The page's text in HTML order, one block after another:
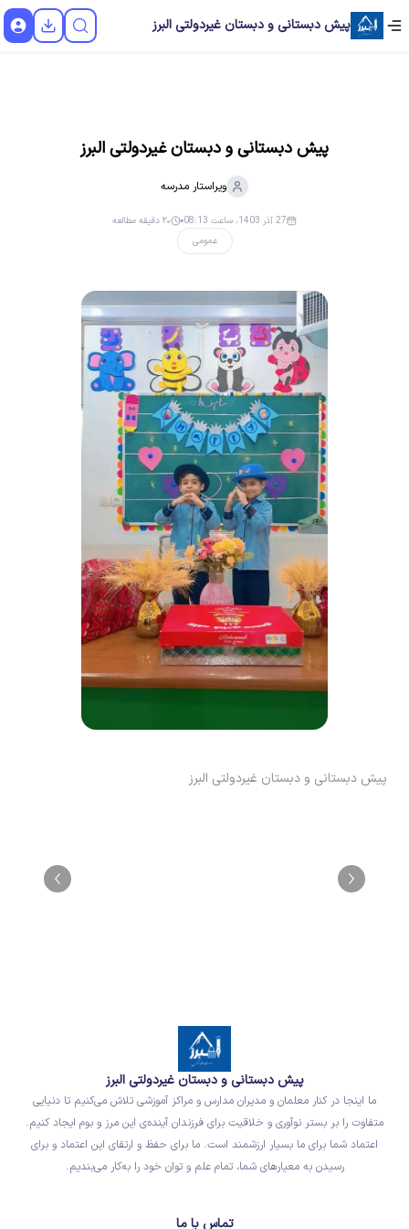
پیش دبستانی و دبستان غیردولتی البرز
پیش دبستانی و دبستان غیردولتی البرز
ویراستار مدرسه
عمومی
27 آذر 1403، ساعت 08:13 ۲۰ دقیقه مطالعه
پیش دبستانی و دبستان غیردولتی البرز
پیش دبستانی و دبستان غیردولتی البرز
ما اینجا در کنار معلمان و مدیران مدارس و مراکز آموزشی تلاش می‌کنیم تا دنیایی
متفاوت را بر بستر نوآوری و خلاقیت برای فرزندان آینده‌ی این مرز و بوم ایجاد کنیم.
اعتماد شما برای ما بسیار ارزشمند است. ما برای حفظ و ارتقای این اعتماد و برای
رسیدن به معیارهای شما، تمام علم و توان خود را به‌کار می‌بندیم.
تماس با ما